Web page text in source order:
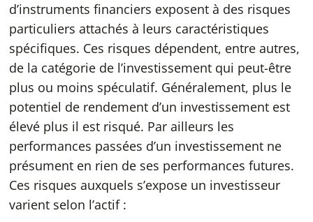
d’instruments financiers exposent à des risques
particuliers attachés à leurs caractéristiques
spécifiques. Ces risques dépendent, entre autres,
de la catégorie de l’investissement qui peut-être
plus ou moins spéculatif. Généralement, plus le
potentiel de rendement d’un investissement est
élevé plus il est risqué. Par ailleurs les
performances passées d’un investissement ne
présument en rien de ses performances futures.
Ces risques auxquels s’expose un investisseur
varient selon l’actif :